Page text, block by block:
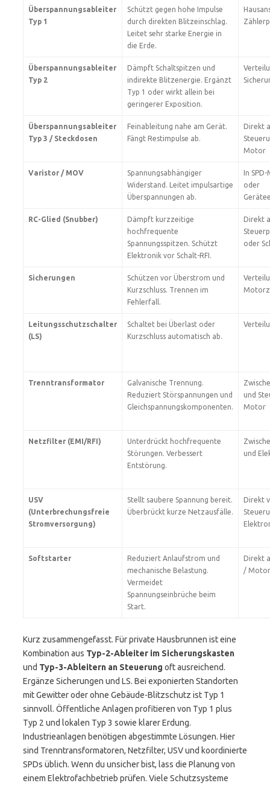
Überspannungsableiter
Typ 1
Schützt gegen hohe Impulse
durch direkten Blitzeinschlag.
Leitet sehr starke Energie in
die Erde.
Überspannungsableiter
Typ 2
Dämpft Schaltspitzen und
indirekte Blitzenergie. Ergänzt
Typ 1 oder wirkt allein bei
geringerer Exposition.
Überspannungsableiter
Typ 3 / Steckdosen
Feinableitung nahe am Gerät.
Fängt Restimpulse ab.
Direkt
Motor
Varistor / MOV
Spannungsabhängiger
Widerstand. Leitet impulsartige
Überspannungen ab.
In
oder
RC-Glied (Snubber)
Dämpft kurzzeitige
hochfrequente
Spannungsspitzen. Schützt
Elektronik vor Schalt-RFI.
Direkt
oder
Sicherungen
Schützen vor Überstrom und
Kurzschluss. Trennen im
Fehlerfall.
Leitungsschutzschalter
(LS)
Schaltet bei Überlast oder
Kurzschluss automatisch ab.
Trenntransformator
Galvanische Trennung.
Reduziert Störspannungen und
Gleichspannungskomponenten.
und
Motor
Netzfilter (EMI/RFI)
Unterdrückt hochfrequente
Störungen. Verbessert
Entstörung.
und
USV
(Unterbrechungsfreie
Stromversorgung)
Stellt saubere Spannung bereit.
Überbrückt kurze Netzausfälle.
Direkt
Softstarter
Reduziert Anlaufstrom und
mechanische Belastung.
Vermeidet
Spannungseinbrüche beim
Start.
Direkt
/
Kurz zusammengefasst. Für private Hausbrunnen ist eine
Kombination aus Typ-2-Ableiter im Sicherungskasten
und Typ-3-Ableitern an Steuerung oft ausreichend.
Ergänze Sicherungen und LS. Bei exponierten Standorten
mit Gewitter oder ohne Gebäude-Blitzschutz ist Typ 1
sinnvoll. Öffentliche Anlagen profitieren von Typ 1 plus
Typ 2 und lokalen Typ 3 sowie klarer Erdung.
Industrieanlagen benötigen abgestimmte Lösungen. Hier
sind Trenntransformatoren, Netzfilter, USV und koordinierte
SPDs üblich. Wenn du unsicher bist, lass die Planung von
einem Elektrofachbetrieb prüfen. Viele Schutzsysteme